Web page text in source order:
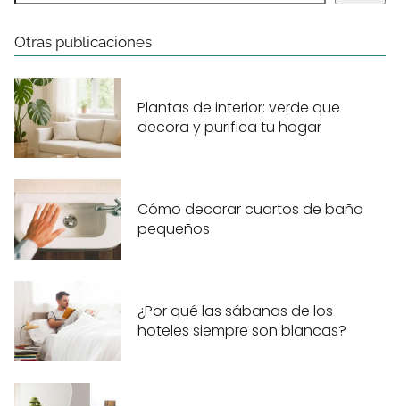
Otras publicaciones
Plantas de interior: verde que
decora y purifica tu hogar
Cómo decorar cuartos de baño
pequeños
¿Por qué las sábanas de los
hoteles siempre son blancas?